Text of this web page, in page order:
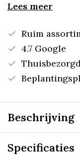
Lees meer
Ruim
4.7 Google
Beschrijving
Specificaties